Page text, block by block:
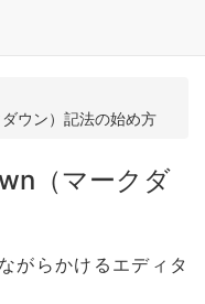
ウン）記法の始め方
（マークダ
がらかけるエディタ